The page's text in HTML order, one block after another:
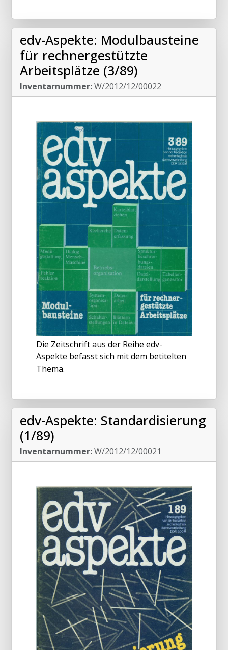
edv-Aspekte: Modulbausteine
für rechnergestützte
Arbeitsplätze (3/89)
Inventarnummer:W/2012/12/00022
Die Zeitschrift aus der Reihe edv-
Aspekte befasst sich mit dem betitelten
Thema.
edv-Aspekte: Standardisierung
(1/89)
Inventarnummer:W/2012/12/00021